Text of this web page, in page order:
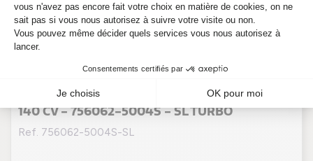
TURBO NEUF POUR DODGE CALIBER 2.0 CRD
140 CV - 756062-5004S - SL TURBO
Ref. 756062-5004S-SL